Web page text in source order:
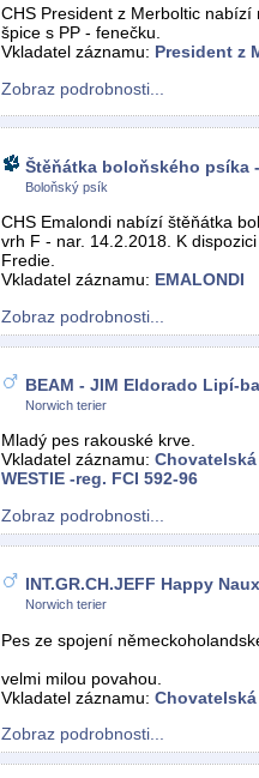
CHS President z Merboltic
špice s PP - fenečku.
Vkladatel záznamu: President z
Zobraz podrobnosti...
Štěňátka boloňského psíka
Boloňský psík
CHS Emalondi nabízí štěňátka
vrh F - nar. 14.2.2018. K
Fredie.
Vkladatel záznamu: EMALONDI
Zobraz podrobnosti...
BEAM - JIM Eldorado Lipí-
Norwich terier
Mladý pes rakouské krve.
Vkladatel záznamu: Chovatelská
WESTIE -reg. FCI 592-96
Zobraz podrobnosti...
INT.GR.CH.JEFF Happy
Norwich terier
Pes ze spojení
velmi milou povahou.
Vkladatel záznamu: Chovatelská
Zobraz podrobnosti...